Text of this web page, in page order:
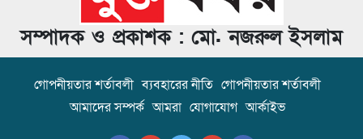
সম্পাদক ও প্রকাশক : মো. নজরুল ইসলাম
গোপনীয়তার শর্তাবলী ব্যবহারের নীতি গোপনীয়তার শর্তাবলী
আমাদের সম্পর্ক আমরা যোগাযোগ আর্কাইভ